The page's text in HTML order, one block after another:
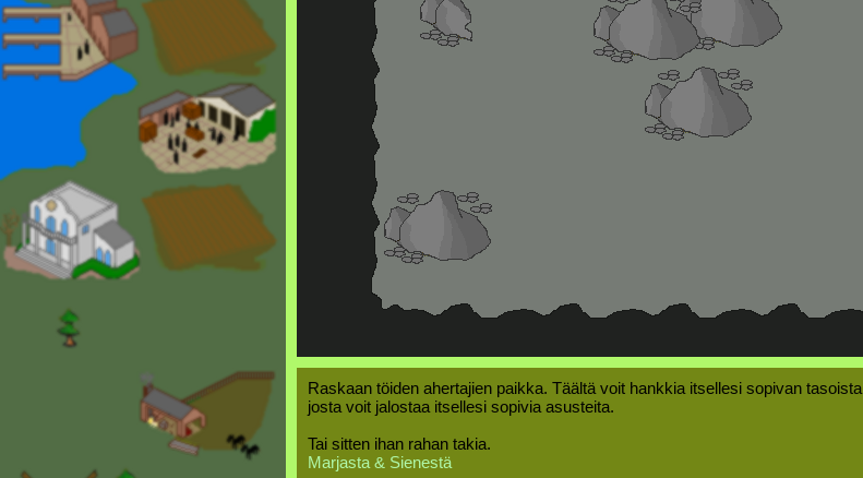
Raskaan töiden ahertajien paikka. Täältä voit hankkia itsellesi sopivan
josta voit jalostaa itsellesi sopivia asusteita.
Tai sitten ihan rahan takia.
Marjasta & Sienestä